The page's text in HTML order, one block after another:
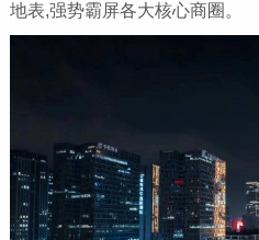
地表,强势霸屏各大核心商圈。